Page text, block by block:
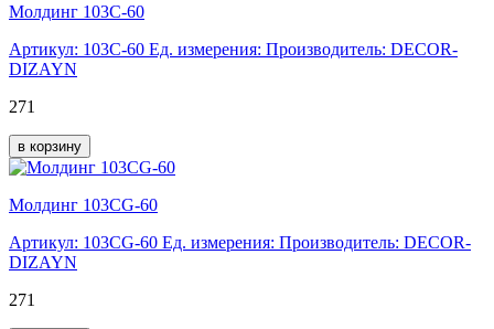
Молдинг 103C-60
Артикул: 103C-60 Ед. измерения: Производитель: DECOR-
DIZAYN
271
в корзину
Молдинг 103CG-60
Артикул: 103CG-60 Ед. измерения: Производитель: DECOR-
DIZAYN
271